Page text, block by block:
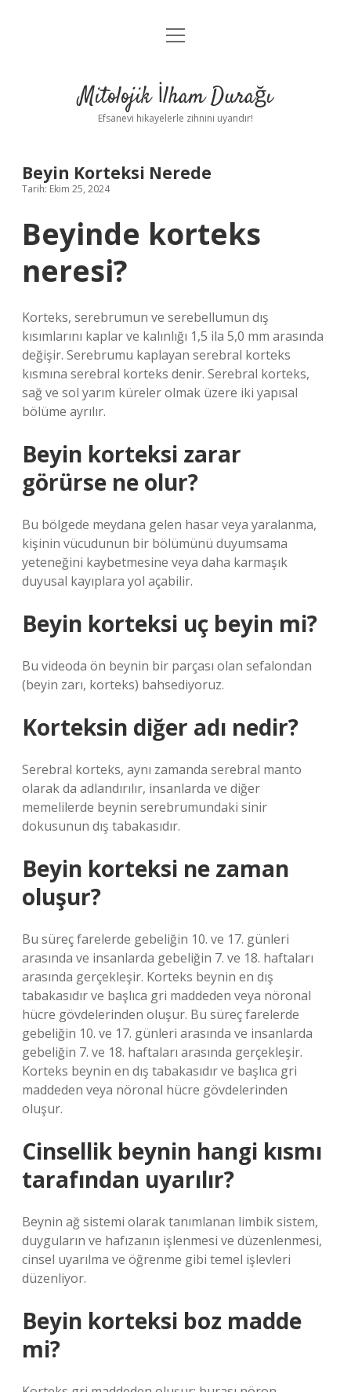
Anasayfa
Yasal Uyarı
menüyü
Mitolojik İlham Durağı
Efsanevi hikayelerle zihnini uyandır!
Beyin Korteksi Nerede
Tarih: Ekim 25, 2024
Beyinde korteks
neresi?
Korteks, serebrumun ve serebellumun dış
kısımlarını kaplar ve kalınlığı 1,5 ila 5,0 mm arasında
değişir. Serebrumu kaplayan serebral korteks
kısmına serebral korteks denir. Serebral korteks,
sağ ve sol yarım küreler olmak üzere iki yapısal
bölüme ayrılır.
Beyin korteksi zarar
görürse ne olur?
Bu bölgede meydana gelen hasar veya yaralanma,
kişinin vücudunun bir bölümünü duyumsama
yeteneğini kaybetmesine veya daha karmaşık
duyusal kayıplara yol açabilir.
Beyin korteksi uç beyin mi?
Bu videoda ön beynin bir parçası olan sefalondan
(beyin zarı, korteks) bahsediyoruz.
Korteksin diğer adı nedir?
Serebral korteks, aynı zamanda serebral manto
olarak da adlandırılır, insanlarda ve diğer
memelilerde beynin serebrumundaki sinir
dokusunun dış tabakasıdır.
Beyin korteksi ne zaman
oluşur?
Bu süreç farelerde gebeliğin 10. ve 17. günleri
arasında ve insanlarda gebeliğin 7. ve 18. haftaları
arasında gerçekleşir. Korteks beynin en dış
tabakasıdır ve başlıca gri maddeden veya nöronal
hücre gövdelerinden oluşur. Bu süreç farelerde
gebeliğin 10. ve 17. günleri arasında ve insanlarda
gebeliğin 7. ve 18. haftaları arasında gerçekleşir.
Korteks beynin en dış tabakasıdır ve başlıca gri
maddeden veya nöronal hücre gövdelerinden
oluşur.
Cinsellik beynin hangi kısmı
tarafından uyarılır?
Beynin ağ sistemi olarak tanımlanan limbik sistem,
duyguların ve hafızanın işlenmesi ve düzenlenmesi,
cinsel uyarılma ve öğrenme gibi temel işlevleri
düzenliyor.
Beyin korteksi boz madde
mi?